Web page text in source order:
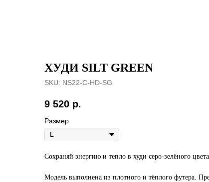
ХУДИ SILT GREEN
SKU: NS22-C-HD-SG
9 520 р.
Размер
Сохраняй энергию и тепло в худи серо-зелёного
Модель выполнена из плотного и тёплого футера.